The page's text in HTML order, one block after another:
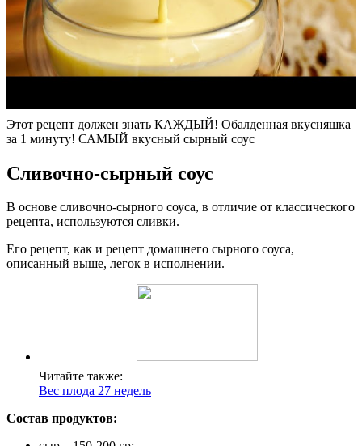
Этот рецепт должен знать КАЖДЫЙ! Обалденная вкусняшка
за 1 минуту! САМЫЙ вкусный сырный соус
Сливочно-сырный соус
В основе сливочно-сырного соуса, в отличие от классического
рецепта, используются сливки.
Его рецепт, как и рецепт домашнего сырного соуса,
описанный выше, легок в исполнении.
Читайте также:
Вес плода 27 недель
Состав продуктов: